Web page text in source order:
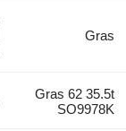
Gras
Gras 62 35.5t
SO9978K